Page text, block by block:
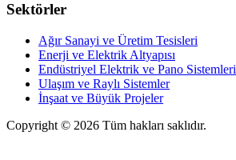
Sektörler
Ağır Sanayi ve Üretim Tesisleri
Enerji ve Elektrik Altyapısı
Endüstriyel Elektrik ve Pano Sistemleri
Ulaşım ve Raylı Sistemler
İnşaat ve Büyük Projeler
Copyright © 2026 Tüm hakları saklıdır.